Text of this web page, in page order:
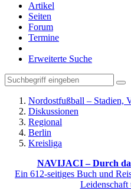
Artikel
Seiten
Forum
Termine
Erweiterte Suche
Nordostfußball – Stadien,
Diskussionen
Regional
Berlin
Kreisliga
NAVIJACI – Durch
Ein 612-seitiges Buch und
Leidenschaft